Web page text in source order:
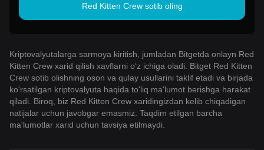
Red Kitten Crew sotib oling
Kriptovalyutalarga sarmoya kiritish, jumladan Bitgetda onlayn Red
Kitten Crew xarid qilish xavflarni o‘z ichiga oladi. Bitget Red Kitten
Crew sotib olishning oson va qulay usullarini taklif etadi va birjada
ko'rsatilgan kriptovalyuta haqida to'liq ma'lumot berishga harakat
qiladi. Biroq, biz Red Kitten Crew xaridingizdan kelib chiqadigan
natijalar uchun javobgar emasmiz. Taqdim etilgan barcha
ma'lumotlar xarid uchun tavsiya etilmaydi.